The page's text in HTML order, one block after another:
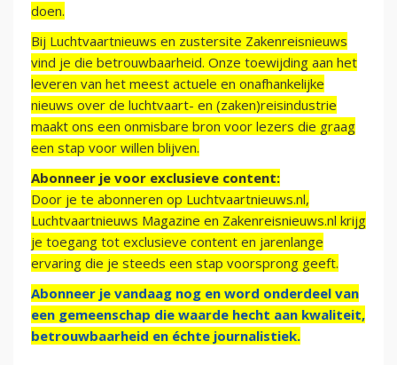
doen.
Bij Luchtvaartnieuws en zustersite Zakenreisnieuws
vind je die betrouwbaarheid. Onze toewijding aan het
leveren van het meest actuele en onafhankelijke
nieuws over de luchtvaart- en (zaken)reisindustrie
maakt ons een onmisbare bron voor lezers die graag
een stap voor willen blijven.
Abonneer je voor exclusieve content:
Door je te abonneren op Luchtvaartnieuws.nl,
Luchtvaartnieuws Magazine en Zakenreisnieuws.nl krijg
je toegang tot exclusieve content en jarenlange
ervaring die je steeds een stap voorsprong geeft.
Abonneer je vandaag nog en word onderdeel van
een gemeenschap die waarde hecht aan kwaliteit,
betrouwbaarheid en échte journalistiek.